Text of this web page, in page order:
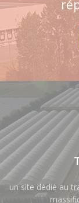
un site dédié au